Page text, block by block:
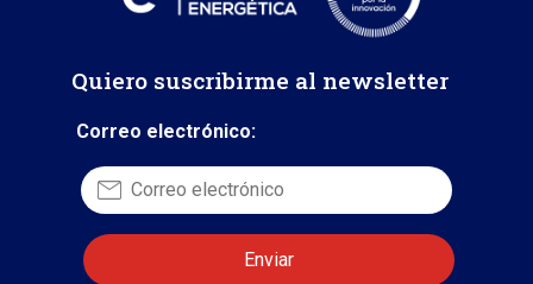
Quiero suscribirme al newsletter
Correo electrónico: